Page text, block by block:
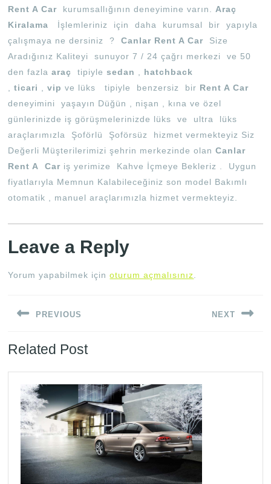
Rent A Car kurumsallığının deneyimine varın.Araç
Kiralama İşlemleriniz için daha kurumsal bir yapıyla
çalışmaya ne dersiniz ?Canlar Rent A Car Size
Aradığınız Kaliteyi sunuyor 7 / 24 çağrı merkezi ve 50
den fazlaaraç tipiyle sedan , hatchback
,ticari ,vip ve lüks tipiyle benzersiz bir Rent A Car
deneyimini yaşayın Düğün , nişan , kına ve özel
günlerinizde iş görüşmelerinizde lüks ve ultra lüks
araçlarımızla Şoförlü Şoförsüz hizmet vermekteyiz Siz
Değerli Müşterilerimizi şehrin merkezinde olanCanlar
Rent A Car iş yerimize Kahve İçmeye Bekleriz . Uygun
fiyatlarıyla Memnun Kalabileceğiniz son model Bakımlı
otomatik , manuel araçlarımızla hizmet vermekteyiz.
Leave a Reply
Yorum yapabilmek içinoturum açmalısınız.
gezinmesi
PREVIOUS
post:
NEXT
Related Post